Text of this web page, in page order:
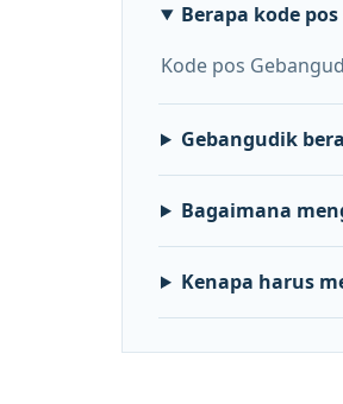
Berapa kode
Kode pos
Gebangudik
Bagaimana
Kenapa harus